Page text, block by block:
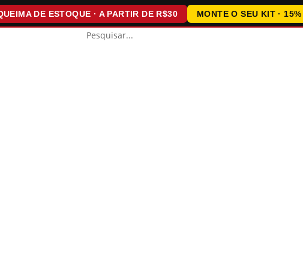
DE ESTOQUE · A PARTIR DE R$30 MONTE O SEU KIT · 15% OFF